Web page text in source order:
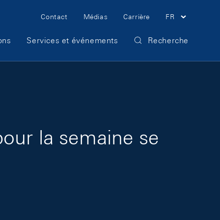
Meta Navigation
Contact Médias Carrière FR
Services et événements Recherche
la semaine se